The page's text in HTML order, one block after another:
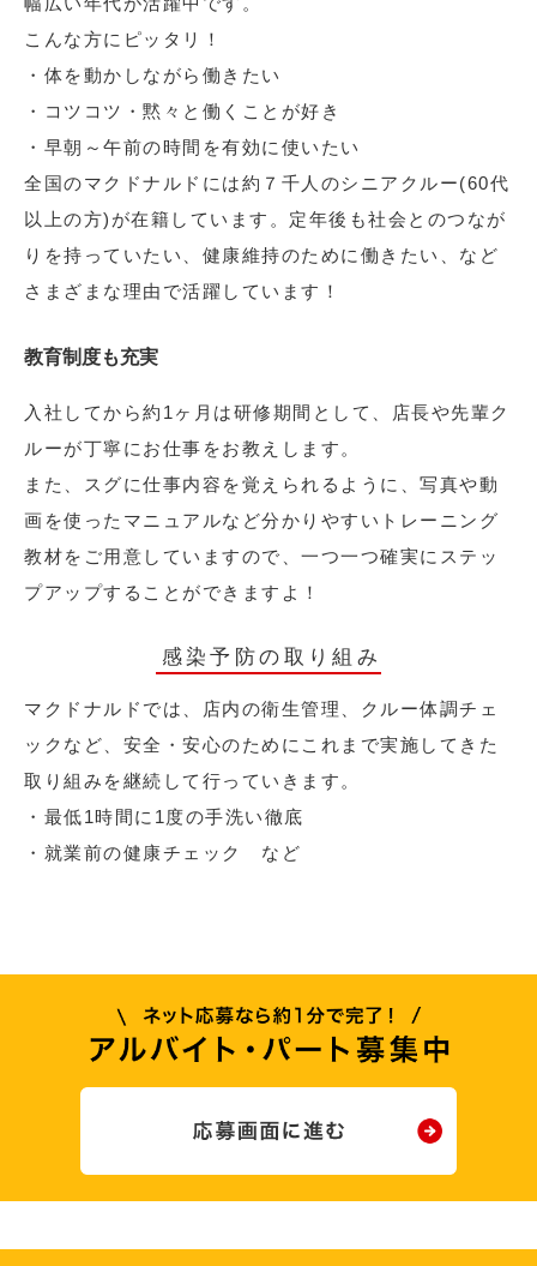
こんな方にピッタリ！
・体を動かしながら働きたい
・コツコツ・黙々と働くことが好き
・早朝～午前の時間を有効に使いたい
全国のマクドナルドには約７千人のシニアクルー(60代
以上の方)が在籍しています。定年後も社会とのつなが
りを持っていたい、健康維持のために働きたい、など
さまざまな理由で活躍しています！
教育制度も充実
入社してから約1ヶ月は研修期間として、店長や先輩ク
ルーが丁寧にお仕事をお教えします。
また、スグに仕事内容を覚えられるように、写真や動
画を使ったマニュアルなど分かりやすいトレーニング
教材をご用意していますので、一つ一つ確実にステッ
プアップすることができますよ！
感染予防の取り組み
マクドナルドでは、店内の衛生管理、クルー体調チェ
ックなど、安全・安心のためにこれまで実施してきた
取り組みを継続して行っていきます。
・最低1時間に1度の手洗い徹底
・就業前の健康チェック など